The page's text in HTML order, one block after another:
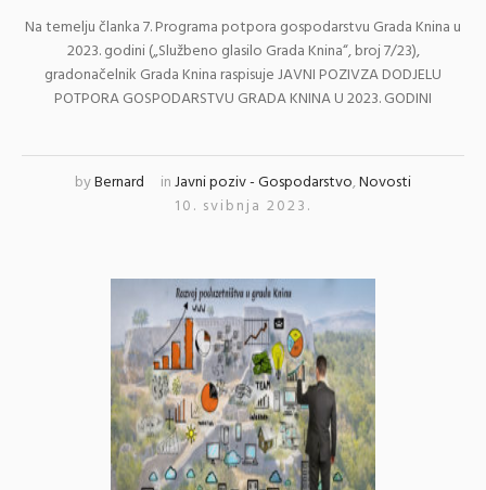
Na temelju članka 7. Programa potpora gospodarstvu Grada Knina u
2023. godini („Službeno glasilo Grada Knina“, broj 7/23),
gradonačelnik Grada Knina raspisuje JAVNI POZIVZA DODJELU
POTPORA GOSPODARSTVU GRADA KNINA U 2023. GODINI
byBernard inJavni poziv - Gospodarstvo,Novosti
10. svibnja 2023.